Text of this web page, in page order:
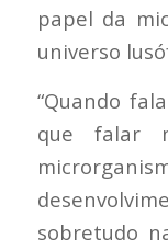
papel da
universo
“Quando
que falar
sobretudo